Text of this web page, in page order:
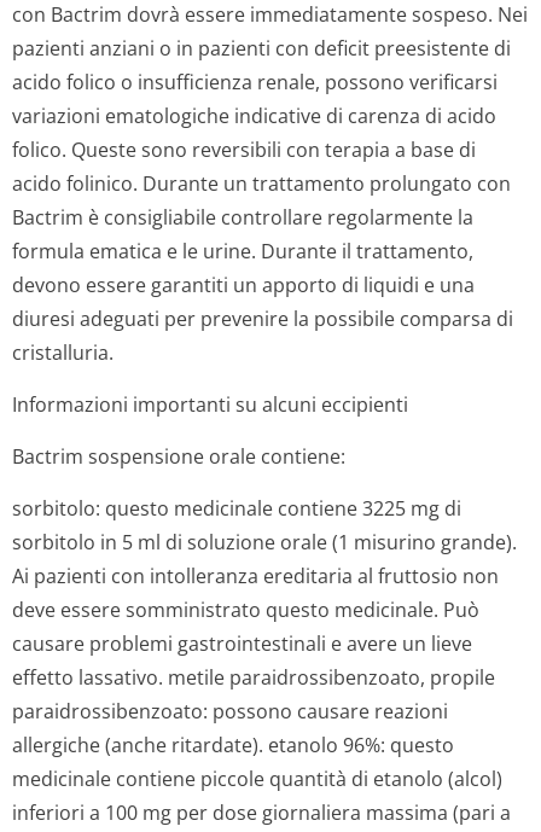
con Bactrim dovrà essere immediatamente sospeso. Nei
pazienti anziani o in pazienti con deficit preesistente di
acido folico o insufficienza renale, possono verificarsi
variazioni ematologiche indicative di carenza di acido
folico. Queste sono reversibili con terapia a base di
acido folinico. Durante un trattamento prolungato con
Bactrim è consigliabile controllare regolarmente la
formula ematica e le urine. Durante il trattamento,
devono essere garantiti un apporto di liquidi e una
diuresi adeguati per prevenire la possibile comparsa di
cristalluria.
Informazioni importanti su alcuni eccipienti
Bactrim sospensione orale contiene:
sorbitolo: questo medicinale contiene 3225 mg di
sorbitolo in 5 ml di soluzione orale (1 misurino grande).
Ai pazienti con intolleranza ereditaria al fruttosio non
deve essere somministrato questo medicinale. Può
causare problemi gastrointestinali e avere un lieve
effetto lassativo. metile paraidrossiben­zoato, propile
paraidrossiben­zoato: possono causare reazioni
allergiche (anche ritardate). etanolo 96%: questo
medicinale contiene piccole quantità di etanolo (alcol)
inferiori a 100 mg per dose giornaliera massima (pari a